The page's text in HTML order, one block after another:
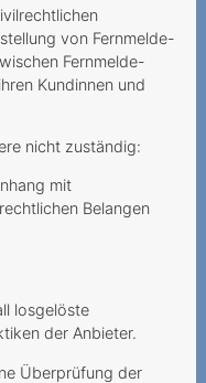
von Fernmelde-
Fernmelde-
Kundinnen und
nicht zuständig:
mit
Belangen
losgelöste
der Anbieter.
Überprüfung der
der
die vorzeitige
un appel à
de reseau
pour